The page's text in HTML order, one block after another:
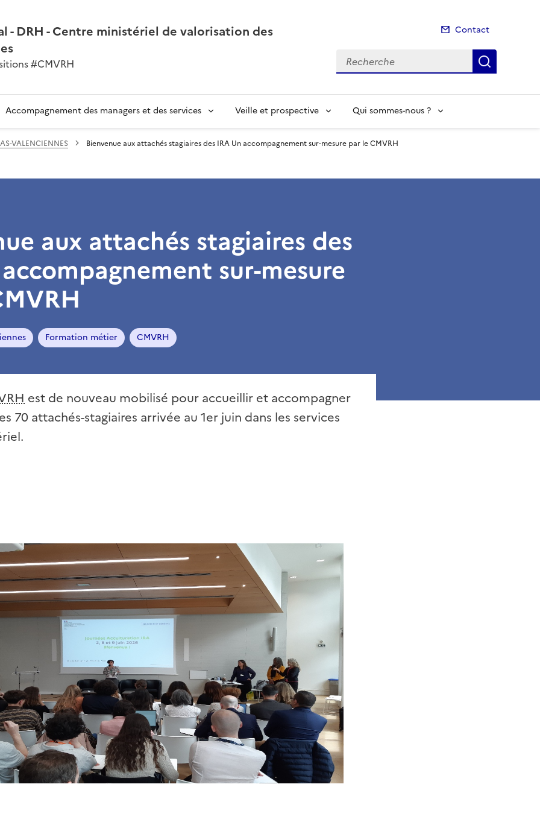
- DRH - Centre ministériel de valorisation des
#CMVRH
Contact
Recherche
Accompagnement des managers et des services Veille et prospective Qui sommes-nous ?
VALENCIENNES Bienvenue aux attachés stagiaires des IRA Un accompagnement sur-mesure par le CMVRH
aux attachés stagiaires des
sur-mesure
Formation métier CMVRH
est de nouveau mobilisé pour accueillir et accompagner
70 attachés-stagiaires arrivée au 1er juin dans les services